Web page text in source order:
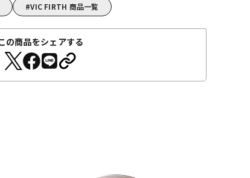
VIC FIRTH 商品一覧
の商品をシェアする